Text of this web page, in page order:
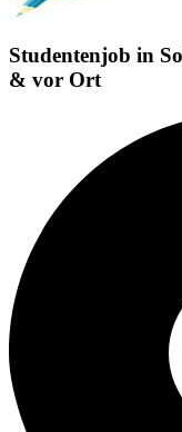
Studentenjob in
& vor Ort